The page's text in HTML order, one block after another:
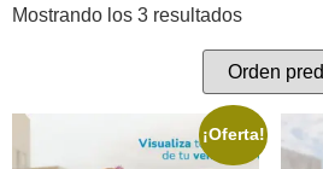
Mostrando los 3 resultados
¡Oferta!